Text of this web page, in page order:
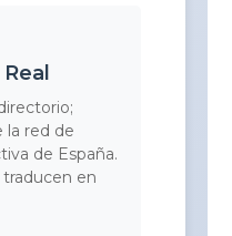
la red de
de España.
en